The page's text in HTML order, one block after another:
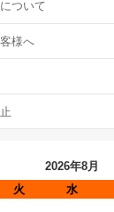
ついて
様へ
2026年8月
火 水